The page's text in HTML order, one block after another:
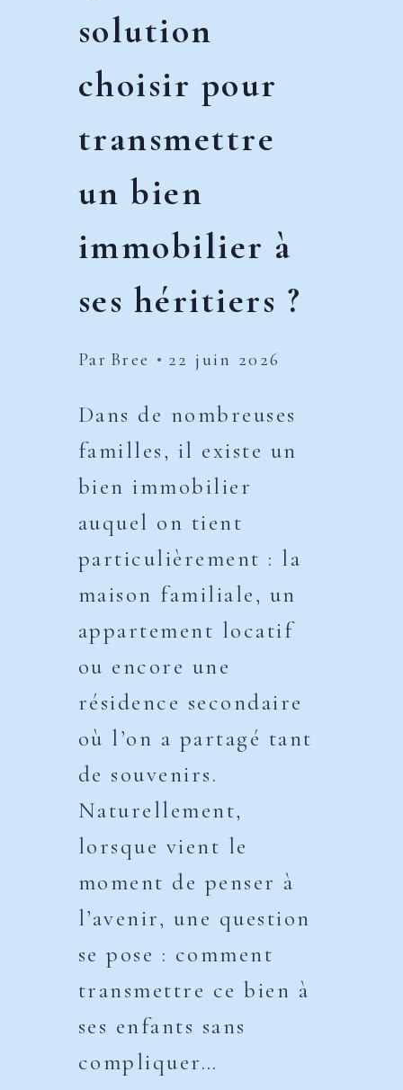
solution
choisir pour
transmettre
un bien
immobilier à
ses héritiers ?
Par Bree 22 juin 2026
Dans de nombreuses
familles, il existe un
bien immobilier
auquel on tient
particulièrement : la
maison familiale, un
appartement locatif
ou encore une
résidence secondaire
où l’on a partagé tant
de souvenirs.
Naturellement,
lorsque vient le
moment de penser à
l’avenir, une question
se pose : comment
transmettre ce bien à
ses enfants sans
compliquer…